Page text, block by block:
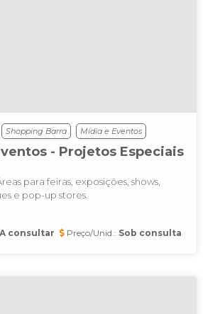
Shopping Barra Mídia e Eventos
- Projetos Especiais
para feiras, exposições, shows,
e pop-up stores.
A consultar Preço/Unid.: Sob consulta